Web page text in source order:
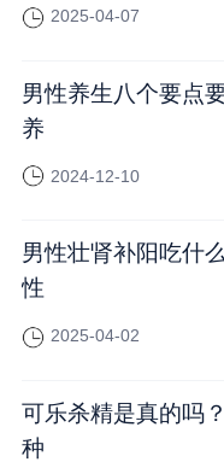
2025-04-07
男性养生八个要点
养
2024-12-10
男性壮肾补阳吃什
性
2025-04-02
可乐杀精是真的吗
种